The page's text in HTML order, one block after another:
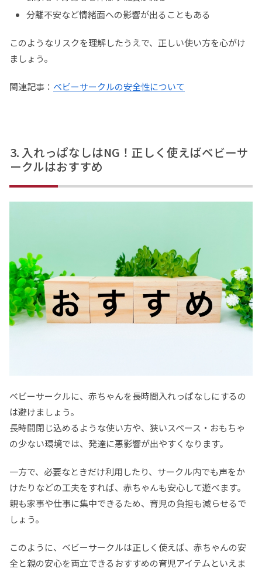
分離不安など情緒面への影響が出ることもある
このようなリスクを理解したうえで、正しい使い方を心がけ
ましょう。
関連記事： ベビーサークルの安全性について
入れっぱなしはNG！正しく使えばベビーサ
ークルはおすすめ
ベビーサークルに、赤ちゃんを長時間入れっぱなしにするの
は避けましょう。
長時間閉じ込めるような使い方や、狭いスペース・おもちゃ
の少ない環境では、発達に悪影響が出やすくなります。
一方で、必要なときだけ利用したり、サークル内でも声をか
けたりなどの工夫をすれば、赤ちゃんも安心して遊べます。
親も家事や仕事に集中できるため、育児の負担も減らせるで
しょう。
このように、ベビーサークルは正しく使えば、赤ちゃんの安
全と親の安心を両立できるおすすめの育児アイテムといえま